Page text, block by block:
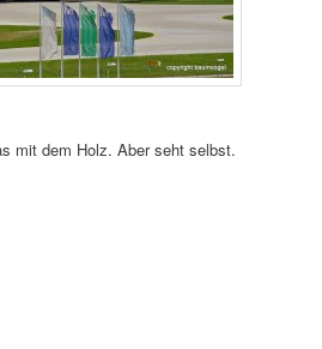
mit dem Holz. Aber seht selbst.